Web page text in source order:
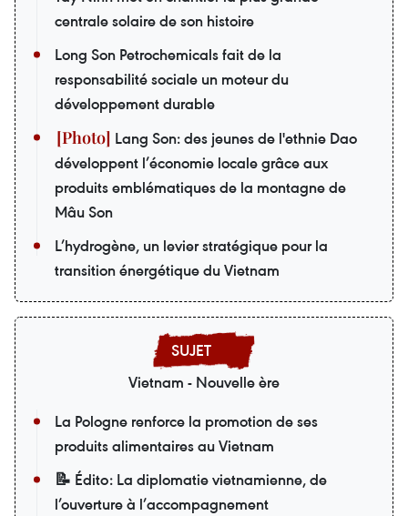
centrale solaire de son histoire
Long Son Petrochemicals fait de la
responsabilité sociale un moteur du
développement durable
Lang Son: des jeunes de l'ethnie Dao
développent l’économie locale grâce aux
produits emblématiques de la montagne de
Mâu Son
L’hydrogène, un levier stratégique pour la
transition énergétique du Vietnam
Vietnam - Nouvelle ère
La Pologne renforce la promotion de ses
produits alimentaires au Vietnam
📝 Édito: La diplomatie vietnamienne, de
l’ouverture à l’accompagnement